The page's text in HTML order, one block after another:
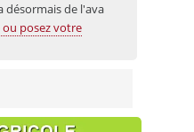
désormais de l'ava
posez votre